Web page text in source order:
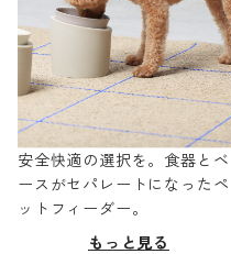
安全快適の選択を。食器とベ
ースがセパレートになったペ
ットフィーダー。
もっと見る